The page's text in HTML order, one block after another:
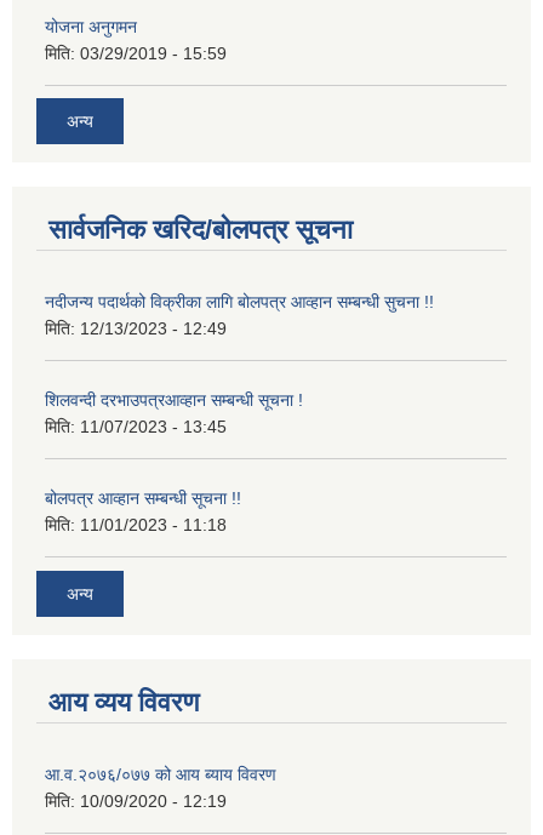
योजना अनुगमन
मिति: 03/29/2019 - 15:59
अन्य
सार्वजनिक खरिद/बोलपत्र सूचना
नदीजन्य पदार्थको विक्रीका लागि बोलपत्र आव्हान सम्बन्धी सुचना !!
मिति: 12/13/2023 - 12:49
शिलवन्दी दरभाउपत्रआव्हान सम्बन्धी सूचना !
मिति: 11/07/2023 - 13:45
बोलपत्र आव्हान सम्बन्धी सूचना !!
मिति: 11/01/2023 - 11:18
अन्य
आय व्यय विवरण
आ.व.२०७६/०७७ को आय ब्याय विवरण
मिति: 10/09/2020 - 12:19